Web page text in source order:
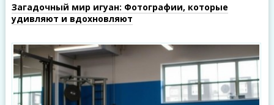
Загадочный мир игуан: Фотографии, которые
удивляют и вдохновляют